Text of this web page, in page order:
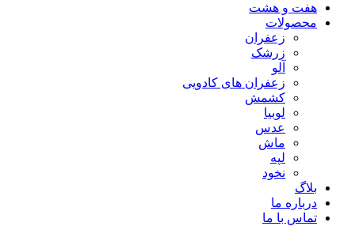
هفت و هشت
محصولات
زعفران
زرشک
آلو
زعفران های کادویی
کشمش
لوبیا
عدس
ماش
لپه
نخود
بلاگ
درباره ما
تماس با ما